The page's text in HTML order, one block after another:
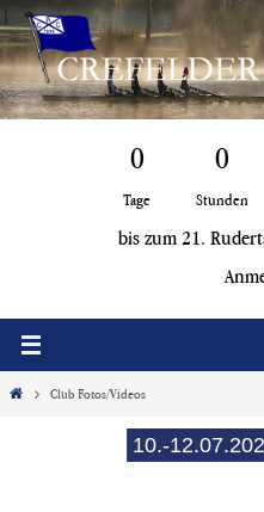
Zum
Inhalt
springen
0
Tage
0
Stunden
bis zum 21.
Start Club Fotos/Videos
10.-